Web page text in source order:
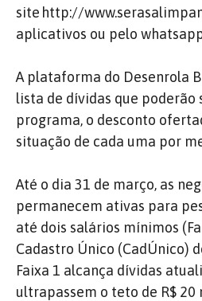
site http://
aplicativos ou pelo
A plataforma do Desenrola
lista de dívidas que poderão
programa, o desconto
situação de cada uma por
Até o dia 31 de março, as
permanecem ativas para
até dois salários mínimos
Cadastro Único (CadÚnico)
Faixa 1 alcança dívidas
ultrapassem o teto de R$ 20